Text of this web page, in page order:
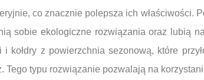
co znacznie polepsza ich właściwości.
sobie ekologiczne rozwiązania oraz lubią
i kołdry z powierzchnia sezonową, które
Tego typu rozwiązanie pozwalają na